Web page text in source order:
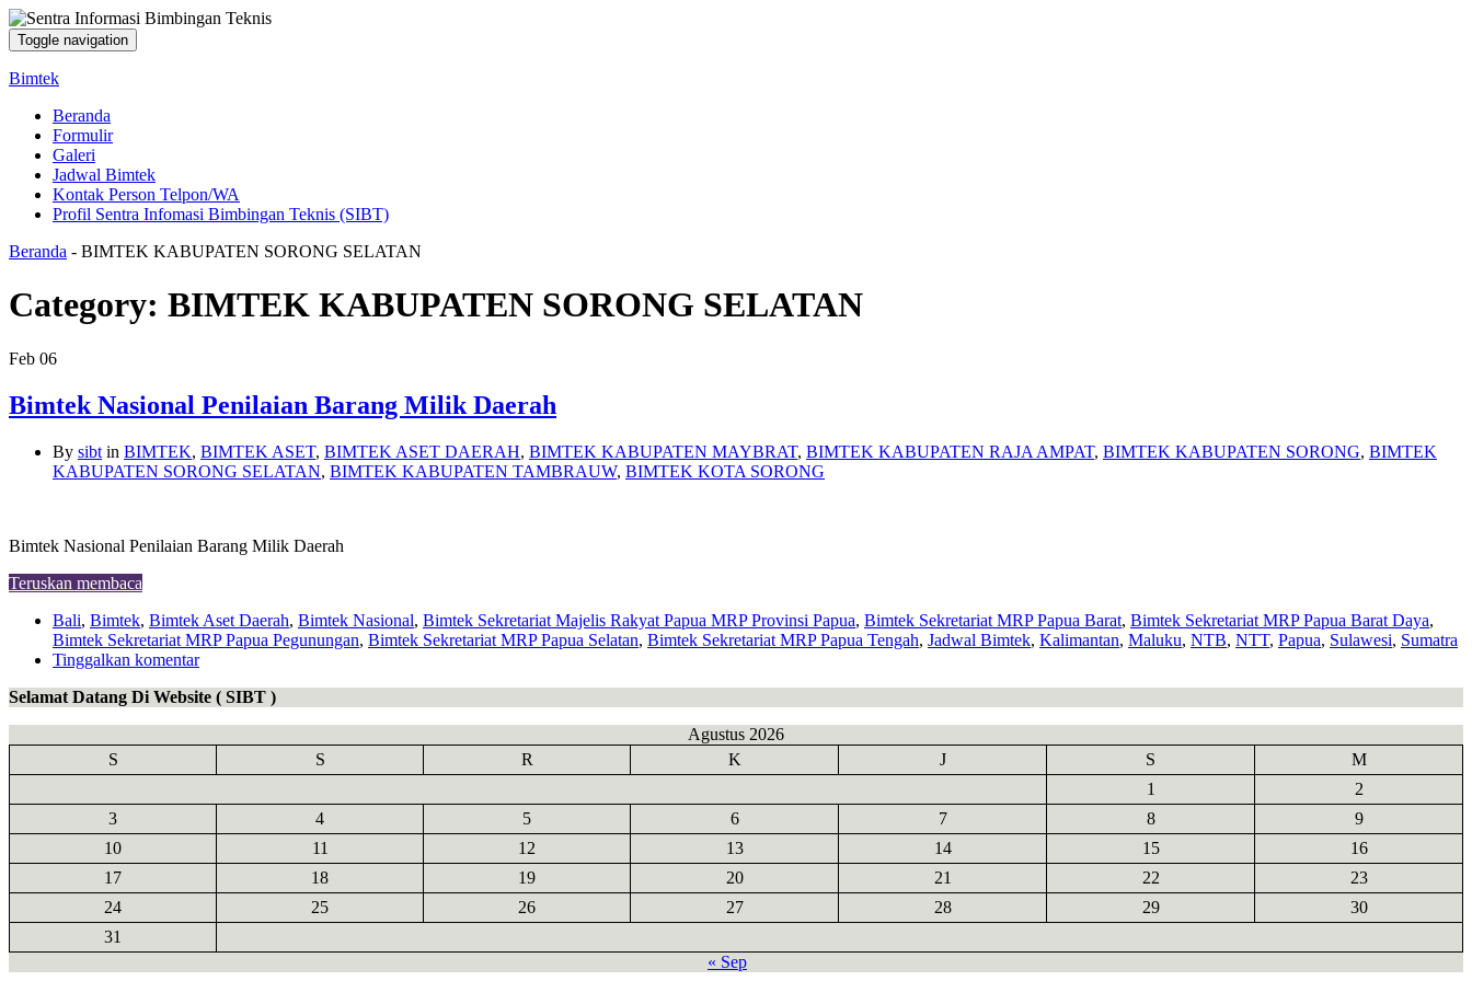
Toggle navigation
Bimtek
Beranda
Formulir
Galeri
Jadwal Bimtek
Kontak Person Telpon/WA
Profil Sentra Infomasi Bimbingan Teknis (SIBT)
Beranda - BIMTEK KABUPATEN SORONG SELATAN
Category: BIMTEK KABUPATEN SORONG SELATAN
Feb 06
Bimtek Nasional Penilaian Barang Milik Daerah
By sibt in BIMTEK, BIMTEK ASET, BIMTEK ASET DAERAH, BIMTEK KABUPATEN MAYBRAT, BIMTEK KABUPATEN RAJA AMPAT, BIMTEK KABUPATEN SORONG, BIMTEK
KABUPATEN SORONG SELATAN, BIMTEK KABUPATEN TAMBRAUW, BIMTEK KOTA SORONG
Bimtek Nasional Penilaian Barang Milik Daerah
Teruskan membaca
Bali, Bimtek, Bimtek Aset Daerah, Bimtek Nasional, Bimtek Sekretariat Majelis Rakyat Papua MRP Provinsi Papua, Bimtek Sekretariat MRP Papua Barat, Bimtek Sekretariat MRP Papua Barat Daya,
Bimtek Sekretariat MRP Papua Pegunungan, Bimtek Sekretariat MRP Papua Selatan, Bimtek Sekretariat MRP Papua Tengah, Jadwal Bimtek, Kalimantan, Maluku, NTB, NTT, Papua, Sulawesi, Sumatra
Tinggalkan komentar
Selamat Datang Di Website ( SIBT )
Agustus 2026
S
S R K J S
M
1
2
3
4 5 6 7 8
9
10
11 12 13 14 15
16
17
18 19 20 21 22
23
24
25 26 27 28 29
30
31
« Sep